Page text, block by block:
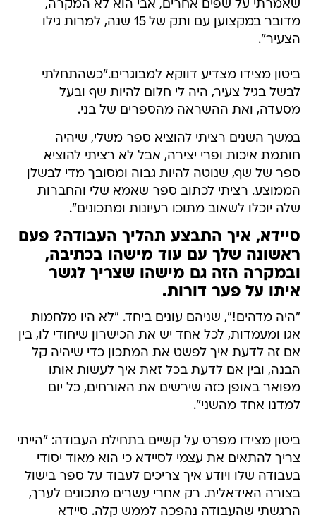
שאמרתי על שפים אחרים, אבי הוא לא המקרה,
מדובר במקצוען עם ותק של 15 שנה, למרות גילו
הצעיר".
ביטון מצידו מצדיע דווקא למבוגרים."כשהתחלתי
לבשל בגיל צעיר, היה לי חלום להיות שף ובעל
מסעדה, ואת ההשראה מהספרים של בני.
במשך השנים רציתי להוציא ספר משלי, שיהיה
חותמת איכות ופרי יצירה, אבל לא רציתי להוציא
ספר של שף, שנוטה להיות גבוה ומסובך מדי לבשלן
הממוצע. רציתי לכתוב ספר שאמא שלי והחברות
שלה יוכלו לשאוב מתוכו רעיונות ומתכונים".
סיידא, איך התבצע תהליך העבודה? פעם
ראשונה שלך עם עוד מישהו בכתיבה,
ובמקרה הזה גם מישהו שצריך לגשר
איתו על פער דורות.
"היה מדהים!", שניהם עונים ביחד. "לא היו מלחמות
אגו ומעמדות, לכל אחד יש את הכישרון שיחודי לו, בין
אם זה לדעת איך לפשט את המתכון כדי שיהיה קל
הבנה, ובין אם לדעת בכל זאת איך לעשות אותו
מפואר באופן כזה שירשים את האורחים, כל יום
למדנו אחד מהשני".
ביטון מצידו מפרט על קשיים בתחילת העבודה: "הייתי
צריך להתאים את עצמי לסיידא כי הוא מאוד יסודי
בעבודה שלו ויודע איך צריכים לעבוד על ספר בישול
בצורה האידאלית. רק אחרי עשרים מתכונים לערך,
הרגשתי שהעבודה נהפכה לממש קלה. סיידא